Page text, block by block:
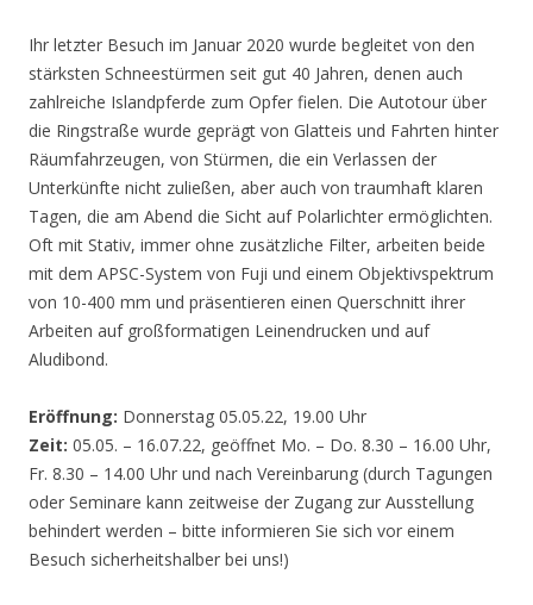
Ihr letzter Besuch im Januar 2020 wurde begleitet von den
stärksten Schneestürmen seit gut 40 Jahren, denen auch
zahlreiche Islandpferde zum Opfer fielen. Die Autotour über
die Ringstraße wurde geprägt von Glatteis und Fahrten hinter
Räumfahrzeugen, von Stürmen, die ein Verlassen der
Unterkünfte nicht zuließen, aber auch von traumhaft klaren
Tagen, die am Abend die Sicht auf Polarlichter ermöglichten.
Oft mit Stativ, immer ohne zusätzliche Filter, arbeiten beide
mit dem APSC-System von Fuji und einem Objektivspektrum
von 10-400 mm und präsentieren einen Querschnitt ihrer
Arbeiten auf großformatigen Leinendrucken und auf
Aludibond.
Eröffnung: Donnerstag 05.05.22, 19.00 Uhr
Zeit: 05.05. – 16.07.22, geöffnet Mo. – Do. 8.30 – 16.00 Uhr,
Fr. 8.30 – 14.00 Uhr und nach Vereinbarung (durch Tagungen
oder Seminare kann zeitweise der Zugang zur Ausstellung
behindert werden – bitte informieren Sie sich vor einem
Besuch sicherheitshalber bei uns!)